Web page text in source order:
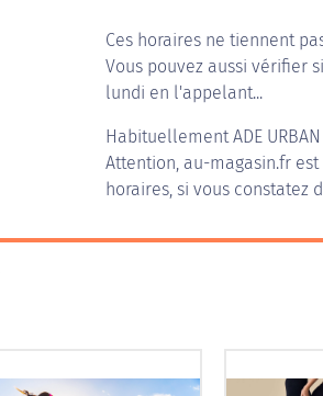
Ces horaires ne tiennent
Vous pouvez aussi vérifier
lundi en l'appelant...
HabituellementADE
Attention, au-magasin.fr
horaires, si vous constatez